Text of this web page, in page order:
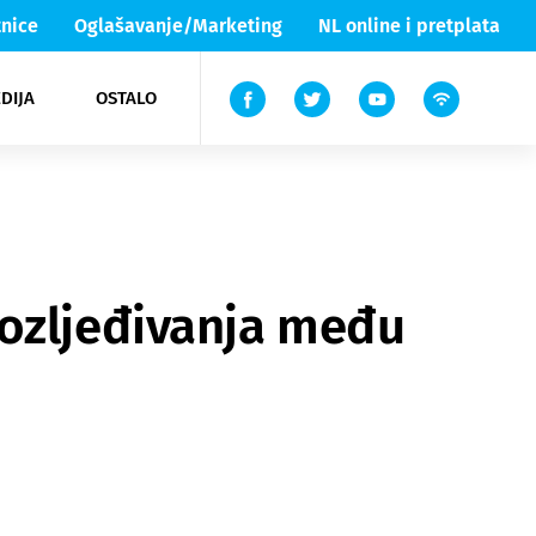
Oglašavanje/Marketing NL online i pretplata
OSTALO
Lika & Senj
TV
među